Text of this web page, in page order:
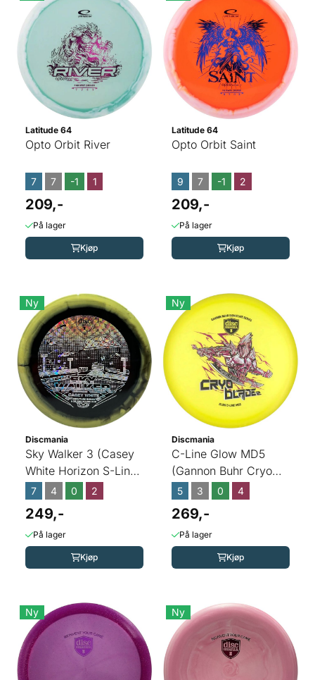
Latitude 64
Opto Orbit River
7 7 -1 1
209,-
På lager
Kjøp
Latitude 64
Opto Orbit Saint
9 7 -1 2
209,-
På lager
Kjøp
Ny
Discmania
Sky Walker 3 (Casey
White Horizon S-Line
FD2)
7 4 0 2
249,-
På lager
Kjøp
Ny
Discmania
C-Line Glow MD5
(Gannon Buhr Cryo
Blade 2)
5 3 0 4
269,-
På lager
Kjøp
Ny Ny